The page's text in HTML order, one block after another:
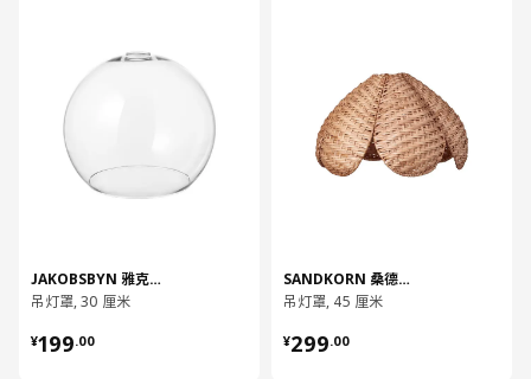
JAKOBSBYN 雅克布斯比
吊灯罩, 30 厘米
¥199.00
¥ 199.00
SANDKORN 桑德克恩
吊灯罩, 45 厘米
¥299.00
¥ 299.00